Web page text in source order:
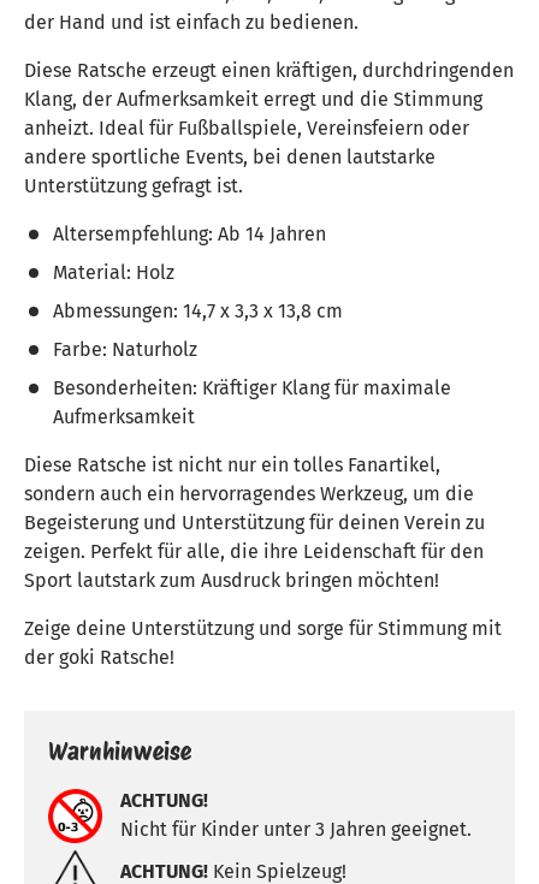
der Hand und ist einfach zu bedienen.
Diese Ratsche erzeugt einen kräftigen, durchdringenden
Klang, der Aufmerksamkeit erregt und die Stimmung
anheizt. Ideal für Fußballspiele, Vereinsfeiern oder
andere sportliche Events, bei denen lautstarke
Unterstützung gefragt ist.
Altersempfehlung: Ab 14 Jahren
Material: Holz
Abmessungen: 14,7 x 3,3 x 13,8 cm
Farbe: Naturholz
Besonderheiten: Kräftiger Klang für maximale
Aufmerksamkeit
Diese Ratsche ist nicht nur ein tolles Fanartikel,
sondern auch ein hervorragendes Werkzeug, um die
Begeisterung und Unterstützung für deinen Verein zu
zeigen. Perfekt für alle, die ihre Leidenschaft für den
Sport lautstark zum Ausdruck bringen möchten!
Zeige deine Unterstützung und sorge für Stimmung mit
der goki Ratsche!
Warnhinweise
ACHTUNG!
Nicht für Kinder unter 3 Jahren geeignet.
ACHTUNG! Kein Spielzeug!